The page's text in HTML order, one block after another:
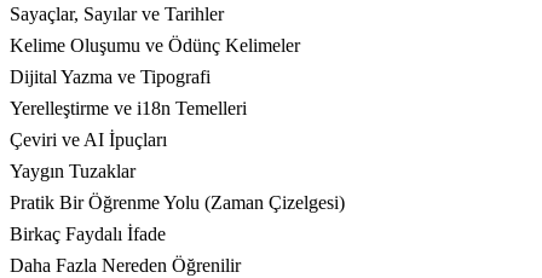
Sayaçlar, Sayılar ve Tarihler
Kelime Oluşumu ve Ödünç Kelimeler
Dijital Yazma ve Tipografi
Yerelleştirme ve i18n Temelleri
Çeviri ve AI İpuçları
Yaygın Tuzaklar
Pratik Bir Öğrenme Yolu (Zaman Çizelgesi)
Birkaç Faydalı İfade
Daha Fazla Nereden Öğrenilir